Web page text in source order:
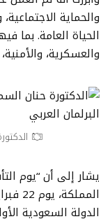
والحماية
الحياة العامة. بما
والعسكرية،
يشار إلى أن “يوم